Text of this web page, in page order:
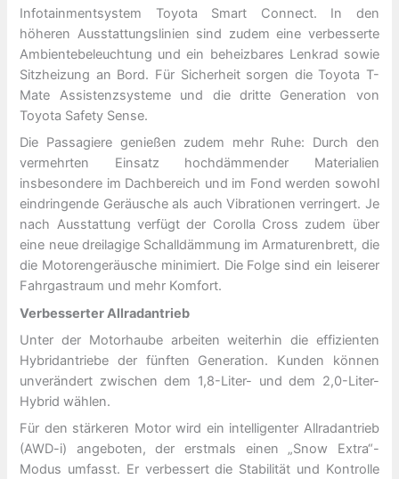
Infotainmentsystem Toyota Smart Connect. In den
höheren Ausstattungslinien sind zudem eine verbesserte
Ambientebeleuchtung und ein beheizbares Lenkrad sowie
Sitzheizung an Bord. Für Sicherheit sorgen die Toyota T-
Mate Assistenzsysteme und die dritte Generation von
Toyota Safety Sense.
Die Passagiere genießen zudem mehr Ruhe: Durch den
vermehrten Einsatz hochdämmender Materialien
insbesondere im Dachbereich und im Fond werden sowohl
eindringende Geräusche als auch Vibrationen verringert. Je
nach Ausstattung verfügt der Corolla Cross zudem über
eine neue dreilagige Schalldämmung im Armaturenbrett, die
die Motorengeräusche minimiert. Die Folge sind ein leiserer
Fahrgastraum und mehr Komfort.
Verbesserter Allradantrieb
Unter der Motorhaube arbeiten weiterhin die effizienten
Hybridantriebe der fünften Generation. Kunden können
unverändert zwischen dem 1,8-Liter- und dem 2,0-Liter-
Hybrid wählen.
Für den stärkeren Motor wird ein intelligenter Allradantrieb
(AWD-i) angeboten, der erstmals einen „Snow Extra“-
Modus umfasst. Er verbessert die Stabilität und Kontrolle